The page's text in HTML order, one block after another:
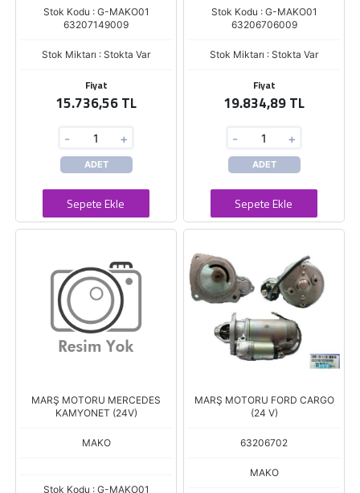
Stok Kodu : G-MAKO01
63207149009
Stok Miktarı : Stokta Var
Fiyat
15.736,56 TL
- +
ADET
Sepete Ekle
Stok Kodu : G-MAKO01
63206706009
Stok Miktarı : Stokta Var
Fiyat
19.834,89 TL
- +
ADET
Sepete Ekle
MARŞ MOTORU MERCEDES
KAMYONET (24V)
MAKO
Stok Kodu : G-MAKO01
MARŞ MOTORU FORD CARGO
(24 V)
63206702
MAKO